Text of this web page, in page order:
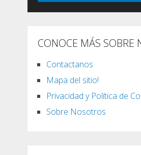
CONOCE MÁS SOBRE
Contactanos
Mapa del sitio!
Privacidad y Política de
Sobre Nosotros